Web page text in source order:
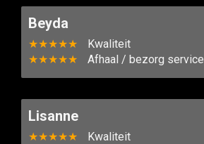
Beyda
★★★★★
Kwaliteit
★★★★★
Afhaal / bezorg service
Lisanne
★★★★★
Kwaliteit